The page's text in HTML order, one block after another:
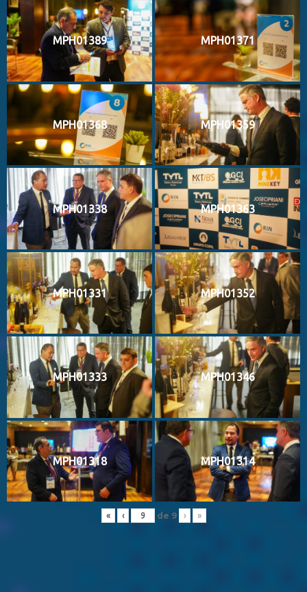
MPH01389 MPH01371
MPH01368 MPH01359
MPH01338 MPH01363
MPH01331 MPH01352
MPH01333 MPH01346
MPH01318 MPH01314
« ‹ de 9 › »